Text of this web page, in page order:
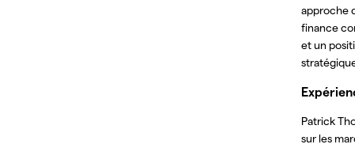
approche
finance
et un
Patrick
sur les